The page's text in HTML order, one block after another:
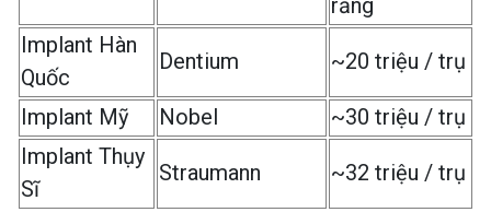
răng
Implant Hàn
Quốc
Dentium ~20 triệu / trụ
Implant Mỹ Nobel
~30 triệu / trụ
Implant Thụy
Sĩ
Straumann ~32 triệu / trụ